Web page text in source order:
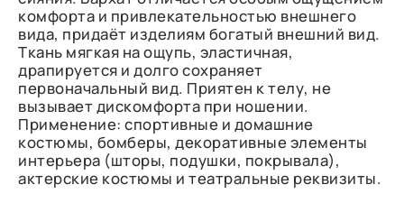
комфорта и привлекательностью внешнего
вида, придаёт изделиям богатый внешний вид.
Ткань мягкая на ощупь, эластичная,
драпируется и долго сохраняет
первоначальный вид. Приятен к телу, не
вызывает дискомфорта при ношении.
Применение: спортивные и домашние
костюмы, бомберы, декоративные элементы
интерьера (шторы, подушки, покрывала),
актерские костюмы и театральные реквизиты.